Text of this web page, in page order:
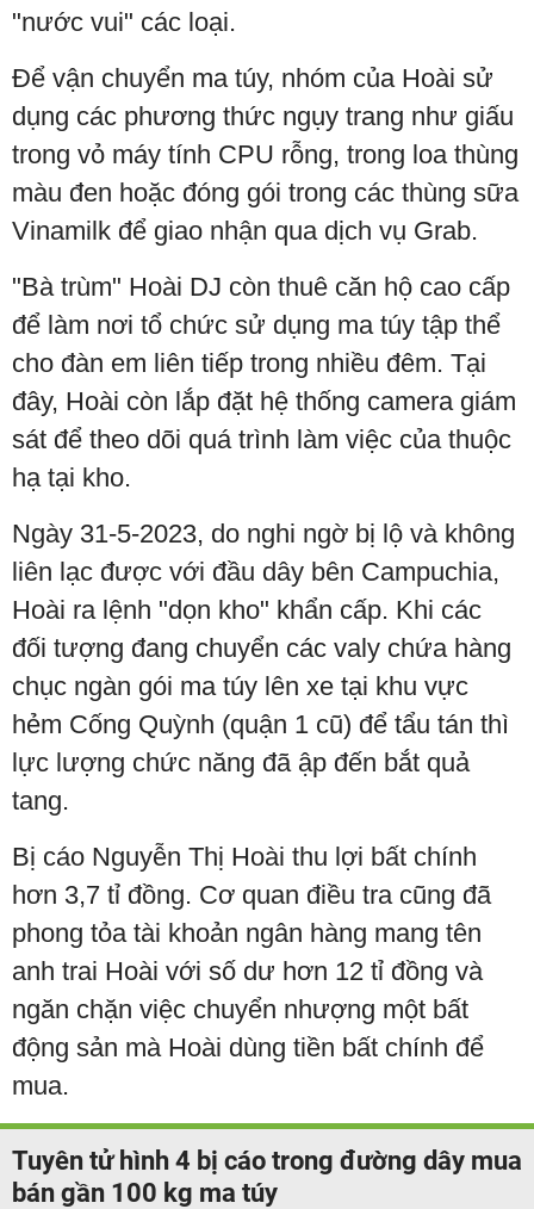
"nước vui" các loại.
Để vận chuyển ma túy, nhóm của Hoài sử
dụng các phương thức ngụy trang như giấu
trong vỏ máy tính CPU rỗng, trong loa thùng
màu đen hoặc đóng gói trong các thùng sữa
Vinamilk để giao nhận qua dịch vụ Grab.
"Bà trùm" Hoài DJ còn thuê căn hộ cao cấp
để làm nơi tổ chức sử dụng ma túy tập thể
cho đàn em liên tiếp trong nhiều đêm. Tại
đây, Hoài còn lắp đặt hệ thống camera giám
sát để theo dõi quá trình làm việc của thuộc
hạ tại kho.
Ngày 31-5-2023, do nghi ngờ bị lộ và không
liên lạc được với đầu dây bên Campuchia,
Hoài ra lệnh "dọn kho" khẩn cấp. Khi các
đối tượng đang chuyển các valy chứa hàng
chục ngàn gói ma túy lên xe tại khu vực
hẻm Cống Quỳnh (quận 1 cũ) để tẩu tán thì
lực lượng chức năng đã ập đến bắt quả
tang.
Bị cáo Nguyễn Thị Hoài thu lợi bất chính
hơn 3,7 tỉ đồng. Cơ quan điều tra cũng đã
phong tỏa tài khoản ngân hàng mang tên
anh trai Hoài với số dư hơn 12 tỉ đồng và
ngăn chặn việc chuyển nhượng một bất
động sản mà Hoài dùng tiền bất chính để
mua.
Tuyên tử hình 4 bị cáo trong đường dây mua
bán gần 100 kg ma túy